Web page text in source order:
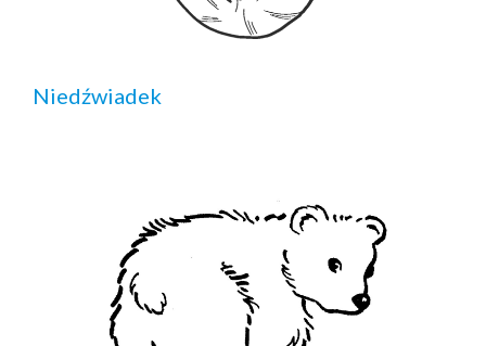
Niedźwiadek